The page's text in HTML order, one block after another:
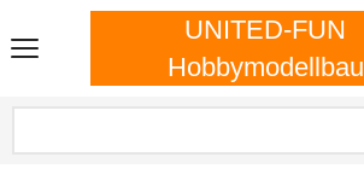
UNITED-FUN
Hobbymodellbau